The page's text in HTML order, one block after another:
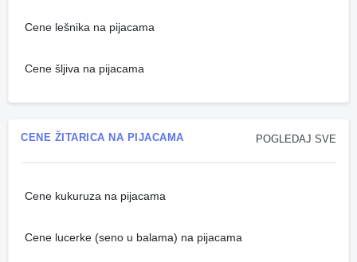
Cene lešnika na pijacama
Cene šljiva na pijacama
POGLEDAJ SVE
CENE ŽITARICA NA PIJACAMA
Cene kukuruza na pijacama
Cene lucerke (seno u balama) na pijacama